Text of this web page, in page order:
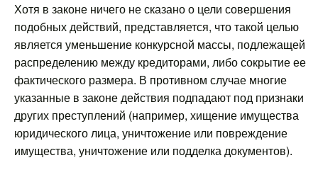
Хотя в законе ничего не сказано о цели совершения
подобных действий, представляется, что такой целью
является уменьшение конкурсной массы, подлежащей
распределению между кредиторами, либо сокрытие ее
фактического размера. В противном случае многие
указанные в законе действия подпадают под признаки
других преступлений (например, хищение имущества
юридического лица, уничтожение или повреждение
имущества, уничтожение или подделка документов).